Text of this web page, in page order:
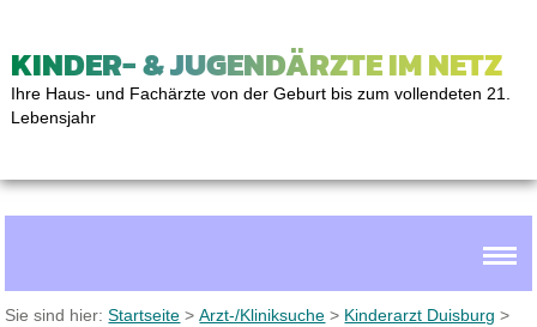
KINDER- & JUGENDÄRZTE IM NETZ
Ihre Haus- und Fachärzte von der Geburt bis zum vollendeten 21.
Lebensjahr
Sie sind hier:Startseite >Arzt-/Kliniksuche > Kinderarzt Duisburg >